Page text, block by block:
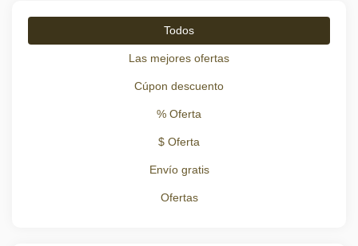
Todos
Las mejores ofertas
Cúpon descuento
% Oferta
$ Oferta
Envío gratis
Ofertas